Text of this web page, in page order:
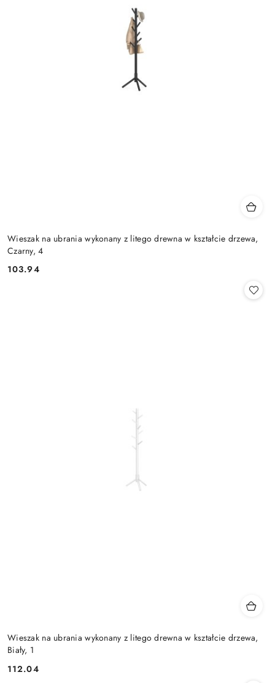
Wieszak na ubrania wykonany z litego drewna w kształcie drzewa,
Czarny, 4
Cena:
103.94
Wieszak na ubrania wykonany z litego drewna w kształcie drzewa,
Biały, 1
Cena:
112.04